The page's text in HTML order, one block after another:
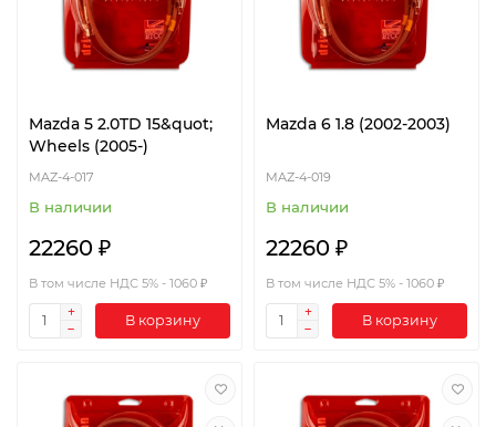
Mazda 5 2.0TD 15&quot;
Wheels (2005-)
MAZ-4-017
В наличии
22260 ₽
В том числе НДС 5% - 1060 ₽
В корзину
Mazda 6 1.8 (2002-2003)
MAZ-4-019
В наличии
22260 ₽
В том числе НДС 5% - 1060 ₽
В корзину